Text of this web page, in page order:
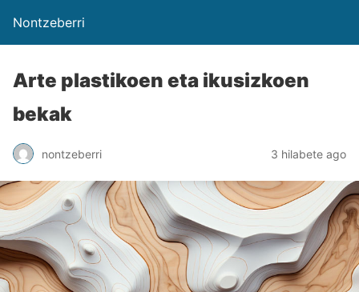
Nontzeberri
Arte plastikoen eta ikusizkoen
bekak
nontzeberri 3 hilabete ago